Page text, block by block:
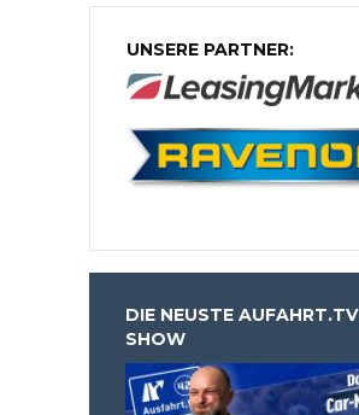
UNSERE PARTNER:
DIE NEUSTE AUFAHRT.TV
SHOW